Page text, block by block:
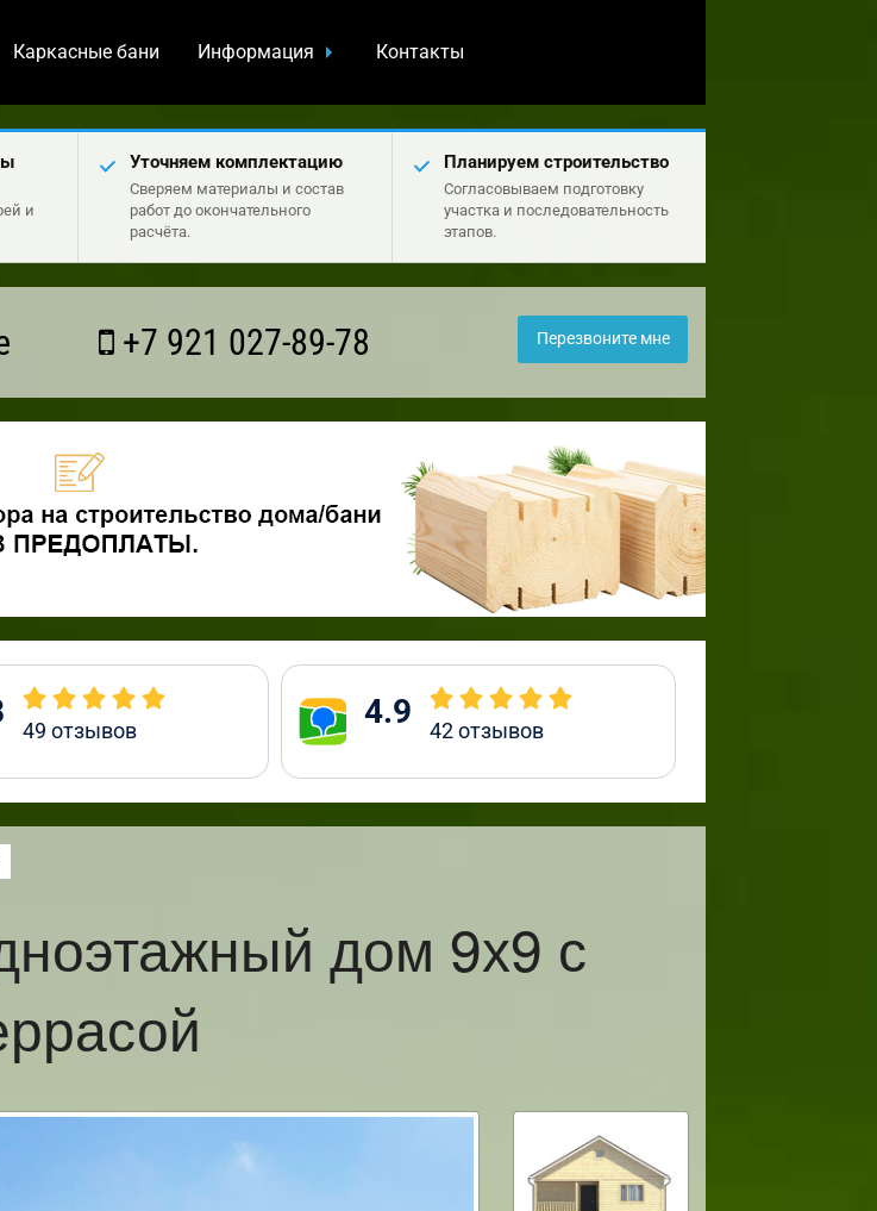
Каркасные бани Информация Контакты
и
Уточняем комплектацию
Сверяем материалы и состав
работ до окончательного
расчёта.
Планируем строительство
Согласовываем подготовку
участка и последовательность
этапов.
+7 921 027-89-78 Перезвоните мне
49 отзывов 4.9 42отзывов
дом 9х9 с